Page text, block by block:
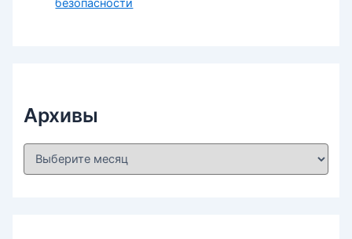
безопасности
Архивы
А